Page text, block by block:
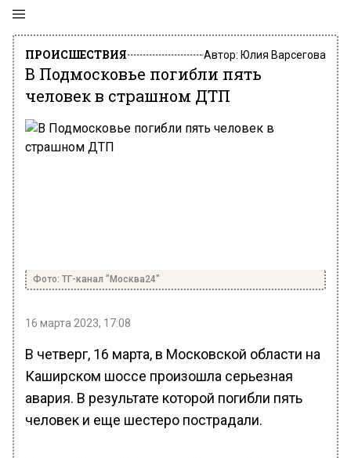
ПРОИСШЕСТВИЯ Автор: Юлия Варсегова
В Подмосковье погибли пять
человек в страшном ДТП
Фото: ТГ-канал "Москва24"
16 марта 2023, 17:08
В четверг, 16 марта, в Московской области на
Каширском шоссе произошла серьезная
авария. В результате которой погибли пять
человек и еще шестеро пострадали.